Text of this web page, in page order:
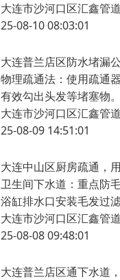
大连市沙河口区汇鑫管
25-08-10 08:03:01
大连普兰店区防水堵漏
物理疏通法：使用疏通
有效勾出头发等堵塞物
大连市沙河口区汇鑫管
25-08-09 14:51:01
大连中山区厨房疏通，
卫生间下水道：重点防
浴缸排水口安装毛发过
大连市沙河口区汇鑫管
25-08-08 09:48:01
大连普兰店区通下水道